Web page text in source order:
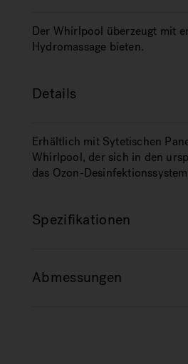
Der Whirlpool überzeugt mit
Hydromassage bieten.
Details
Erhältlich mit Sytetischen
Whirlpool, der sich in den
das Ozon-
Spezifikationen
Abmessungen